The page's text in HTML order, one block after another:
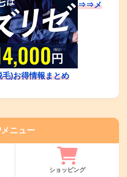
⇒⇒メ
毛)お得情報まとめ
メニュー
ショッピング